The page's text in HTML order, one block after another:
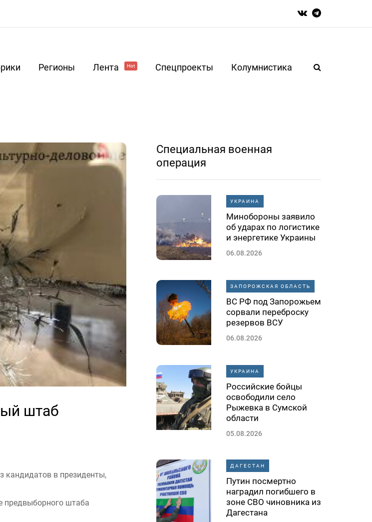
Регионы Лента Hot Спецпроекты Колумнистика
штаб
кандидатов в президенты,
предвыборного штаба
Специальная военная
операция
УКРАИНА
Минобороны заявило
об ударах по логистике
и энергетике Украины
06.08.2026
ЗАПОРОЖСКАЯ ОБЛАСТЬ
ВС РФ под Запорожьем
сорвали переброску
резервов ВСУ
06.08.2026
УКРАИНА
Российские бойцы
освободили село
Рыжевка в Сумской
области
05.08.2026
ДАГЕСТАН
Путин посмертно
наградил погибшего в
зоне СВО чиновника из
Дагестана